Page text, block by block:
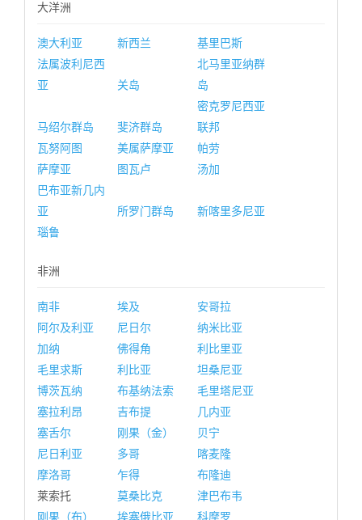
大洋洲
澳大利亚 新西兰
基里巴斯
法属波利尼西
亚
关岛
北马里亚纳群
岛
马绍尔群岛 斐济群岛
密克罗尼西亚
联邦
瓦努阿图
美属萨摩亚
帕劳
萨摩亚
图瓦卢
汤加
巴布亚新几内
亚
所罗门群岛
新喀里多尼亚
瑙鲁
非洲
南非 埃及
安哥拉
阿尔及利亚
尼日尔
纳米比亚
加纳
佛得角
利比里亚
毛里求斯
利比亚
坦桑尼亚
博茨瓦纳
布基纳法索
毛里塔尼亚
塞拉利昂
吉布提
几内亚
塞舌尔
刚果（金）
贝宁
尼日利亚
多哥
喀麦隆
摩洛哥
乍得
布隆迪
莱索托
莫桑比克
津巴布韦
刚果（布）
埃塞俄比亚 科摩罗